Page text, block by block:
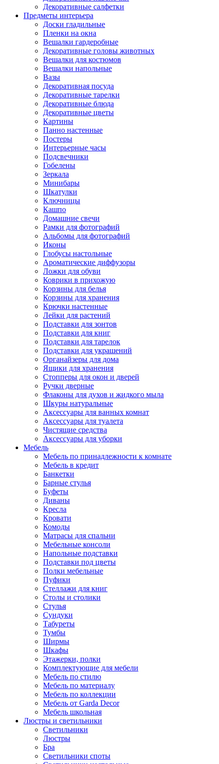
Декоративные салфетки
Предметы интерьера
Доски гладильные
Пленки на окна
Вешалки гардеробные
Декоративные головы животных
Вешалки для костюмов
Вешалки напольные
Вазы
Декоративная посуда
Декоративные тарелки
Декоративные блюда
Декоративные цветы
Картины
Панно настенные
Постеры
Интерьерные часы
Подсвечники
Гобелены
Зеркала
Минибары
Шкатулки
Ключницы
Кашпо
Домашние свечи
Рамки для фотографий
Альбомы для фотографий
Иконы
Глобусы настольные
Ароматические диффузоры
Ложки для обуви
Коврики в прихожую
Корзины для белья
Корзины для хранения
Крючки настенные
Лейки для растений
Подставки для зонтов
Подставки для книг
Подставки для тарелок
Подставки для украшений
Органайзеры для дома
Ящики для хранения
Стопперы для окон и дверей
Ручки дверные
Флаконы для духов и жидкого мыла
Шкуры натуральные
Аксессуары для ванных комнат
Аксессуары для туалета
Чистящие средства
Аксессуары для уборки
Мебель
Мебель по принадлежности к комнате
Мебель в кредит
Банкетки
Барные стулья
Буфеты
Диваны
Кресла
Кровати
Комоды
Матрасы для спальни
Мебельные консоли
Напольные подставки
Подставки под цветы
Полки мебельные
Пуфики
Стеллажи для книг
Столы и столики
Стулья
Сундуки
Табуреты
Тумбы
Ширмы
Шкафы
Этажерки, полки
Комплектующие для мебели
Мебель по стилю
Мебель по материалу
Мебель по коллекции
Мебель от Garda Decor
Мебель школьная
Люстры и светильники
Светильники
Люстры
Бра
Светильники споты